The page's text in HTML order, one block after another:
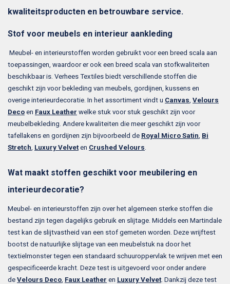
kwaliteitsproducten en betrouwbare service.
Stof voor meubels en interieur aankleding
Meubel- en interieurstoffen worden gebruikt voor een breed scala aan
toepassingen, waardoor er ook een breed scala van stofkwaliteiten
beschikbaar is. Verhees Textiles biedt verschillende stoffen die
geschikt zijn voor bekleding van meubels, gordijnen, kussens en
overige interieurdecoratie. In het assortiment vindt u Canvas Velours
Deco en Faux Leather welke stuk voor stuk geschikt zijn voor
meubelbekleding. Andere kwaliteiten die meer geschikt zijn voor
tafellakens en gordijnen zijn bijvoorbeeld de Royal Micro Satin Bi
Stretch Luxury Velvet en Crushed Velours
Wat maakt stoffen geschikt voor meubilering en
interieurdecoratie?
Meubel- en interieurstoffen zijn over het algemeen sterke stoffen die
bestand zijn tegen dagelijks gebruik en slijtage. Middels een Martindale
test kan de slijtvastheid van een stof gemeten worden. Deze wrijftest
bootst de natuurlijke slijtage van een meubelstuk na door het
textielmonster tegen een standaard schuuroppervlak te wrijven met een
gespecificeerde kracht. Deze test is uitgevoerd voor onder andere
de Velours Deco Faux Leather en Luxury Velvet . Dankzij deze test